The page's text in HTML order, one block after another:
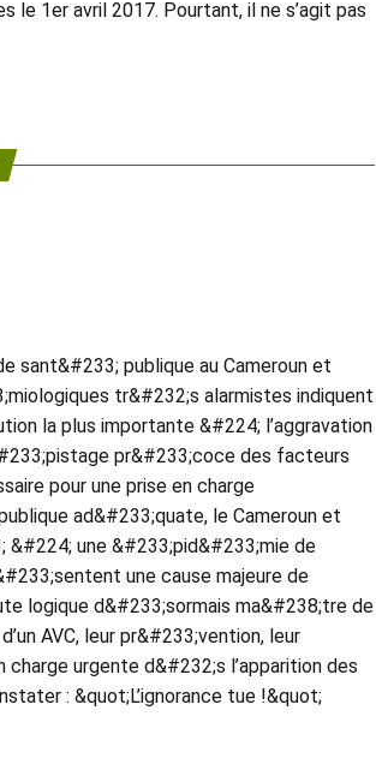
le 1er avril 2017. Pourtant, il ne s’agit pas
sant&#233; publique au Cameroun et
tr&#232;s alarmistes indiquent
la plus importante &#224; l’aggravation
pr&#233;coce des facteurs
pour une prise en charge
ad&#233;quate, le Cameroun et
une &#233;pid&#233;mie de
une cause majeure de
logique d&#233;sormais ma&#238;tre de
AVC, leur pr&#233;vention, leur
urgente d&#232;s l’apparition des
: &quot;L’ignorance tue !&quot;